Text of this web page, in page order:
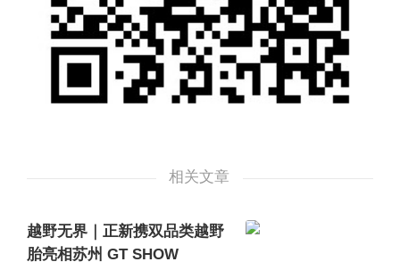
纵横G700 美国摩押风采
相关文章
越野无界｜正新携双品类越野
胎亮相苏州 GT SHOW